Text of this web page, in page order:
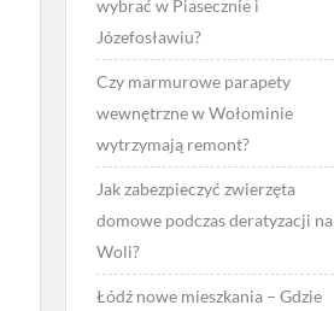
wybrać w Piasecznie i
Józefosławiu?
Czy marmurowe parapety
wewnętrzne w Wołominie
wytrzymają remont?
Jak zabezpieczyć zwierzęta
domowe podczas deratyzacji na
Woli?
Łódź nowe mieszkania – Gdzie